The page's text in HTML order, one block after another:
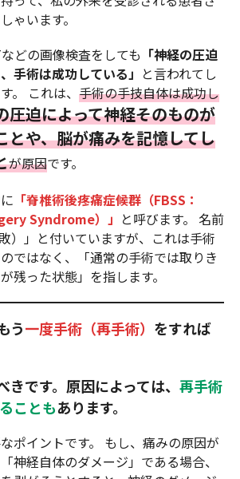
ゃいます。
どの画像検査をしても 「神経の圧迫
手術は成功している」 と言われてし
。 これは、 手術の手技自体は成功し
圧迫によって神経そのものが
とや、脳が痛みを記憶してし
が原因です。
「脊椎術後疼痛症候群（FBSS：
Syndrome）」 と呼びます。 名前
）」と付いていますが、これは手術
ではなく、「通常の手術では取りき
残った状態」を指します。
う一度手術（再手術） をすれば
きです。原因によっては、 再手術
こともあります。
ポイントです。 もし、痛みの原因が
神経自体のダメージ」である場合、